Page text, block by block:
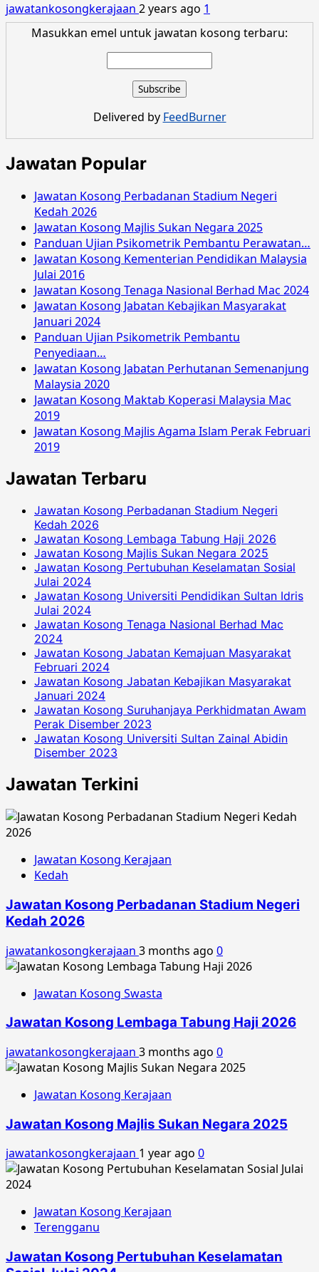
jawatankosongkerajaan 2 years ago 1
Masukkan emel untuk jawatan kosong terbaru:
Delivered by FeedBurner
Jawatan Popular
Jawatan Kosong Perbadanan Stadium Negeri
Kedah 2026
Jawatan Kosong Majlis Sukan Negara 2025
Panduan Ujian Psikometrik Pembantu Perawatan…
Jawatan Kosong Kementerian Pendidikan Malaysia
Julai 2016
Jawatan Kosong Tenaga Nasional Berhad Mac 2024
Jawatan Kosong Jabatan Kebajikan Masyarakat
Januari 2024
Panduan Ujian Psikometrik Pembantu
Penyediaan…
Jawatan Kosong Jabatan Perhutanan Semenanjung
Malaysia 2020
Jawatan Kosong Maktab Koperasi Malaysia Mac
2019
Jawatan Kosong Majlis Agama Islam Perak Februari
2019
Jawatan Terbaru
Jawatan Kosong Perbadanan Stadium Negeri
Kedah 2026
Jawatan Kosong Lembaga Tabung Haji 2026
Jawatan Kosong Majlis Sukan Negara 2025
Jawatan Kosong Pertubuhan Keselamatan Sosial
Julai 2024
Jawatan Kosong Universiti Pendidikan Sultan Idris
Julai 2024
Jawatan Kosong Tenaga Nasional Berhad Mac
2024
Jawatan Kosong Jabatan Kemajuan Masyarakat
Februari 2024
Jawatan Kosong Jabatan Kebajikan Masyarakat
Januari 2024
Jawatan Kosong Suruhanjaya Perkhidmatan Awam
Perak Disember 2023
Jawatan Kosong Universiti Sultan Zainal Abidin
Disember 2023
Jawatan Terkini
Jawatan Kosong Kerajaan
Kedah
Jawatan Kosong Perbadanan Stadium Negeri
Kedah 2026
jawatankosongkerajaan 3 months ago 0
Jawatan Kosong Swasta
Jawatan Kosong Lembaga Tabung Haji 2026
jawatankosongkerajaan 3 months ago 0
Jawatan Kosong Kerajaan
Jawatan Kosong Majlis Sukan Negara 2025
jawatankosongkerajaan 1 year ago 0
Jawatan Kosong Kerajaan
Terengganu
Jawatan Kosong Pertubuhan Keselamatan